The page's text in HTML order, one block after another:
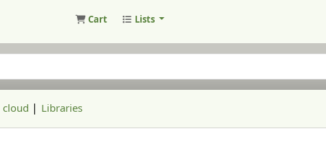
Cart Lists
cloud Libraries